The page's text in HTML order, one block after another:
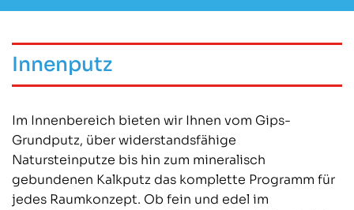
Innenputz
Im Innenbereich bieten wir Ihnen vom Gips-
Grundputz, über widerstandsfähige
Natursteinputze bis hin zum mineralisch
gebundenen Kalkputz das komplette Programm für
jedes Raumkonzept. Ob fein und edel im